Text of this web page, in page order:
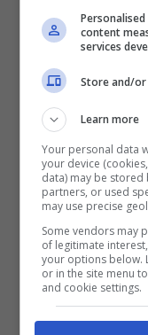
La casa
personaggi
serial killer,
di provare paura,
gradimento.
in untrauma
mentale allora
risarcimento.
l’Universal
Haunted
dipendente
content
services
Store and/
Learn more
Your personal data
your device
data) may be stored
partners, or used
may use precise
Some vendors may
of legitimate
your options below.
or in the site menu
and cookie settings.